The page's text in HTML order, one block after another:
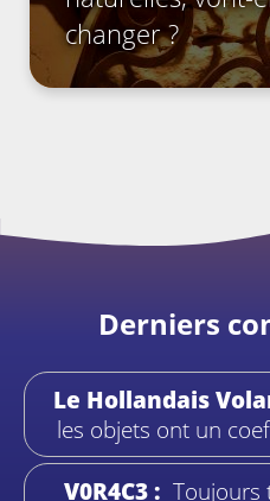
changer ?
Derniers
Le Hollandais
les objets ont un
V0R4C3 : Toujours